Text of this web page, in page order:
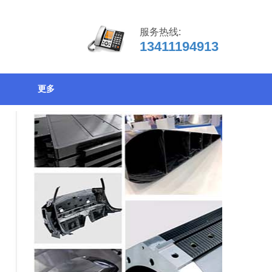
服务热线:
13411194913
更多